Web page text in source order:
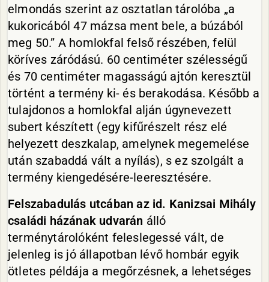
elmondás szerint az osztatlan tárolóba „a
kukoricából 47 mázsa ment bele, a búzából
meg 50.” A homlokfal felső részében, felül
köríves záródású. 60 centiméter szélességű
és 70 centiméter magasságú ajtón keresztül
történt a termény ki- és berakodása. Később a
tulajdonos a homlokfal alján úgynevezett
subert készített (egy kifűrészelt rész elé
helyezett deszkalap, amelynek megemelése
után szabaddá vált a nyílás), s ez szolgált a
termény kiengedésére-leeresztésére.
Felszabadulás utcában az id. Kanizsai Mihály
családi házának udvarán álló
terménytárolóként feleslegessé vált, de
jelenleg is jó állapotban lévő hombár egyik
ötletes példája a megőrzésnek, a lehetséges